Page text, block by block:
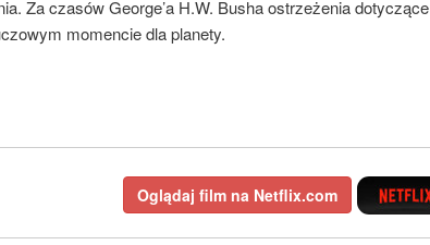
Za czasów George’a H.W. Busha ostrzeżenia dotyczące
momencie dla planety.
Oglądaj film na Netflix.com